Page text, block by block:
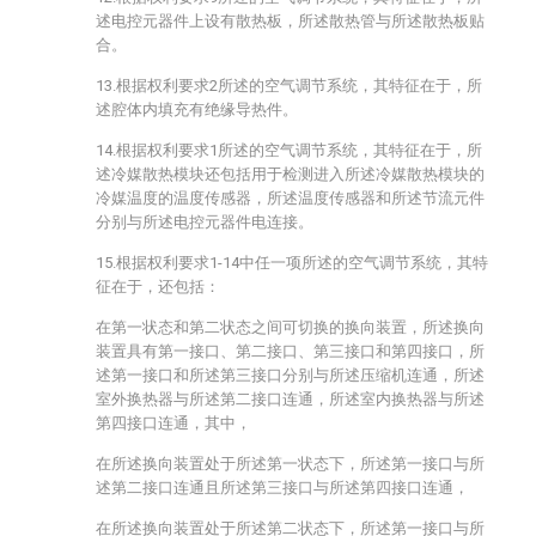
述电控元器件上设有散热板，所述散热管与所述散热板贴
合。
13.根据权利要求2所述的空气调节系统，其特征在于，所
述腔体内填充有绝缘导热件。
14.根据权利要求1所述的空气调节系统，其特征在于，所
述冷媒散热模块还包括用于检测进入所述冷媒散热模块的
冷媒温度的温度传感器，所述温度传感器和所述节流元件
分别与所述电控元器件电连接。
15.根据权利要求1-14中任一项所述的空气调节系统，其特
征在于，还包括：
在第一状态和第二状态之间可切换的换向装置，所述换向
装置具有第一接口、第二接口、第三接口和第四接口，所
述第一接口和所述第三接口分别与所述压缩机连通，所述
室外换热器与所述第二接口连通，所述室内换热器与所述
第四接口连通，其中，
在所述换向装置处于所述第一状态下，所述第一接口与所
述第二接口连通且所述第三接口与所述第四接口连通，
在所述换向装置处于所述第二状态下，所述第一接口与所